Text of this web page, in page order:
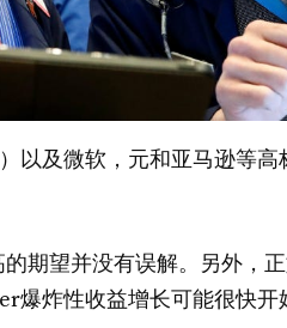
以及微软，元和亚马逊等高
期望并没有误解。另外，
炸性收益增长可能很快开